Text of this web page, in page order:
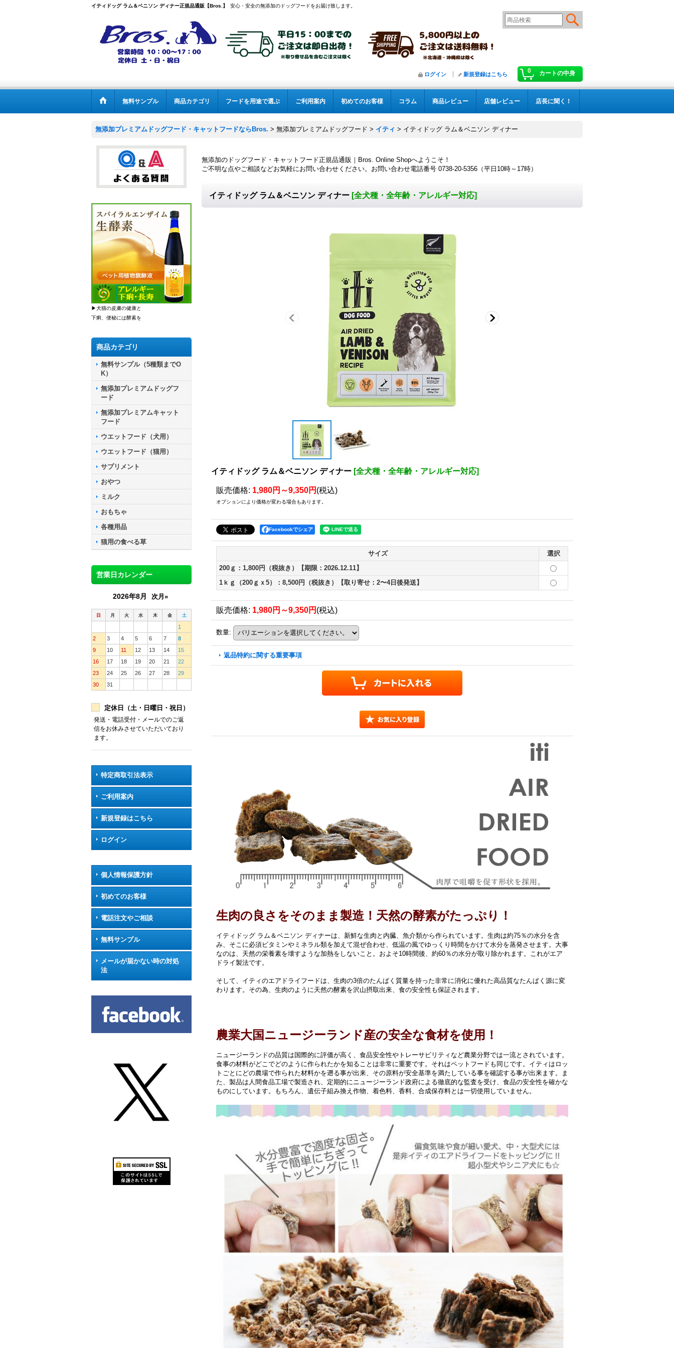
イティドッグ ラム＆ベニソン ディナー正規品通販【Bros.】 安心・安全の無添加のドッグフードをお届け致します。
0 カートの中身
ログイン 新規登録はこちら
無料サンプル 商品カテゴリ フードを用途で選ぶ ご利用案内 初めてのお客様 コラム 商品レビュー 店舗レビュー 店長に聞く！
無添加プレミアムドッグフード・キャットフードならBros. > 無添加プレミアムドッグフード > イティ > イティドッグ ラム＆ベニソン ディナー
▶犬猫の皮膚の健康と
下痢、便秘には酵素を
商品カテゴリ
無料サンプル（5種類までO
K）
無添加プレミアムドッグフ
ード
無添加プレミアムキャット
フード
ウエットフード（犬用）
ウエットフード（猫用）
サプリメント
おやつ
ミルク
おもちゃ
各種用品
猫用の食べる草
営業日カレンダー
2026年8月 次月»
日 月 火 水 木 金 土
1
2
3 4 5 6 7
8
9
10 11 12 13 14
15
16
17 18 19 20 21
22
23
24 25 26 27 28
29
30
31
定休日（土・日曜日・祝日）
発送・電話受付・メールでのご返
信をお休みさせていただいており
ます。
特定商取引法表示
ご利用案内
新規登録はこちら
ログイン
個人情報保護方針
初めてのお客様
電話注文やご相談
無料サンプル
メールが届かない時の対処
法
無添加のドッグフード・キャットフード正規品通販｜Bros. Online Shopへようこそ！
ご不明な点やご相談などお気軽にお問い合わせください。お問い合わせ電話番号 0738-20-5356（平日10時～17時）
イティドッグ ラム＆ベニソン ディナー [全犬種・全年齢・アレルギー対応]
イティドッグ ラム＆ベニソン ディナー [全犬種・全年齢・アレルギー対応]
販売価格: 1,980円～9,350円 (税込)
オプションにより価格が変わる場合もあります。
Facebookでシェア
サイズ
選択
200ｇ：1,800円（税抜き）【期限：2026.12.11】
1ｋｇ（200ｇｘ5）：8,500円（税抜き）【取り寄せ：2〜4日後発送】
販売価格: 1,980円～9,350円 (税込)
数量:
返品特約に関する重要事項
生肉の良さをそのまま製造！天然の酵素がたっぷり！
イティドッグ ラム＆ベニソン ディナーは、新鮮な生肉と内臓、魚介類から作られています。生肉は約75％の水分を含
み、そこに必須ビタミンやミネラル類を加えて混ぜ合わせ、低温の風でゆっくり時間をかけて水分を蒸発させます。大事
なのは、天然の栄養素を壊すような加熱をしないこと。およそ10時間後、約60％の水分が取り除かれます。これがエア
ドライ製法です。
そして、イティのエアドライフードは、生肉の3倍のたんぱく質量を持った非常に消化に優れた高品質なたんぱく源に変
わります。その為、生肉のように天然の酵素を沢山摂取出来、食の安全性も保証されます。
農業大国ニュージーランド産の安全な食材を使用！
ニュージーランドの品質は国際的に評価が高く、食品安全性やトレーサビリティなど農業分野では一流とされています。
食事の材料がどこでどのように作られたかを知ることは非常に重要です。それはペットフードも同じです。イティはロッ
トごとにどの農場で作られた材料かを遡る事が出来、その原料が安全基準を満たしている事を確認する事が出来ます。ま
た、製品は人間食品工場で製造され、定期的にニュージーランド政府による徹底的な監査を受け、食品の安全性を確かな
ものにしています。もちろん、遺伝子組み換え作物、着色料、香料、合成保存料とは一切使用していません。